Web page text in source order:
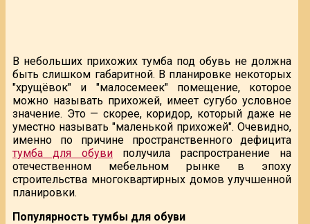
В небольших прихожих тумба под обувь не должна
быть слишком габаритной. В планировке некоторых
"хрущёвок" и "малосемеек" помещение, которое
можно называть прихожей, имеет сугубо условное
значение. Это — скорее, коридор, который даже не
уместно называть "маленькой прихожей". Очевидно,
именно по причине пространственного дефицита
тумба для обувиполучила распространение на
отечественном мебельном рынке в эпоху
строительства многоквартирных домов улучшенной
планировки.
Популярность тумбы для обуви